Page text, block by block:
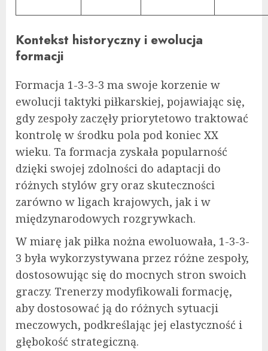
Kontekst historyczny i ewolucja
formacji
Formacja 1-3-3-3 ma swoje korzenie w
ewolucji taktyki piłkarskiej, pojawiając się,
gdy zespoły zaczęły priorytetowo traktować
kontrolę w środku pola pod koniec XX
wieku. Ta formacja zyskała popularność
dzięki swojej zdolności do adaptacji do
różnych stylów gry oraz skuteczności
zarówno w ligach krajowych, jak i w
międzynarodowych rozgrywkach.
W miarę jak piłka nożna ewoluowała, 1-3-3-
3 była wykorzystywana przez różne zespoły,
dostosowując się do mocnych stron swoich
graczy. Trenerzy modyfikowali formację,
aby dostosować ją do różnych sytuacji
meczowych, podkreślając jej elastyczność i
głębokość strategiczną.